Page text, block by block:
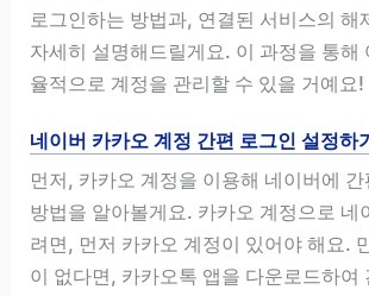
로그인하는 방법과, 연결된 서비스의 해
자세히 설명해드릴게요. 이 과정을 통해
율적으로 계정을 관리할 수 있을 거예요!
네이버 카카오 계정 간편 로그인 설정하
먼저, 카카오 계정을 이용해 네이버에
방법을 알아볼게요. 카카오 계정으로 네
려면, 먼저 카카오 계정이 있어야 해요.
이 없다면, 카카오톡 앱을 다운로드하여